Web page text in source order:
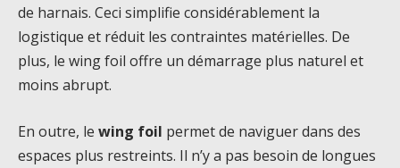
de harnais. Ceci simplifie considérablement la
logistique et réduit les contraintes matérielles. De
plus, le wing foil offre un démarrage plus naturel et
moins abrupt.
En outre, le wing foil permet de naviguer dans des
espaces plus restreints. Il n’y a pas besoin de longues